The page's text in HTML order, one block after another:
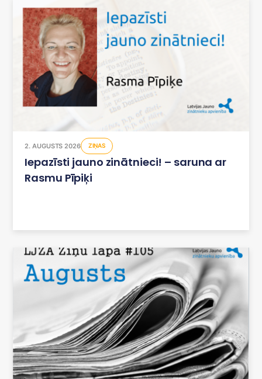
2. AUGUSTS 2026 ZIŅAS
Iepazīsti jauno zinātnieci! – saruna ar
Rasmu Pīpiķi